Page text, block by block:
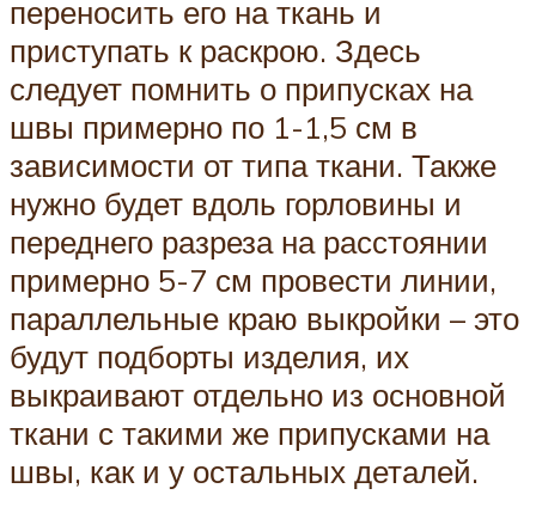
переносить его на ткань и
приступать к раскрою. Здесь
следует помнить о припусках на
швы примерно по 1-1,5 см в
зависимости от типа ткани. Также
нужно будет вдоль горловины и
переднего разреза на расстоянии
примерно 5-7 см провести линии,
параллельные краю выкройки – это
будут подборты изделия, их
выкраивают отдельно из основной
ткани с такими же припусками на
швы, как и у остальных деталей.